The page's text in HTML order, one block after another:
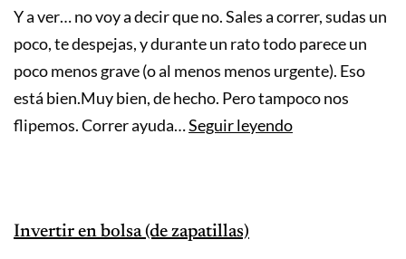
Y a ver… no voy a decir que no. Sales a correr, sudas un
poco, te despejas, y durante un rato todo parece un
poco menos grave (o al menos menos urgente). Eso
está bien.Muy bien, de hecho. Pero tampoco nos
flipemos. Correr ayuda…Seguir leyendoCorrer
Invertir en bolsa (de zapatillas)